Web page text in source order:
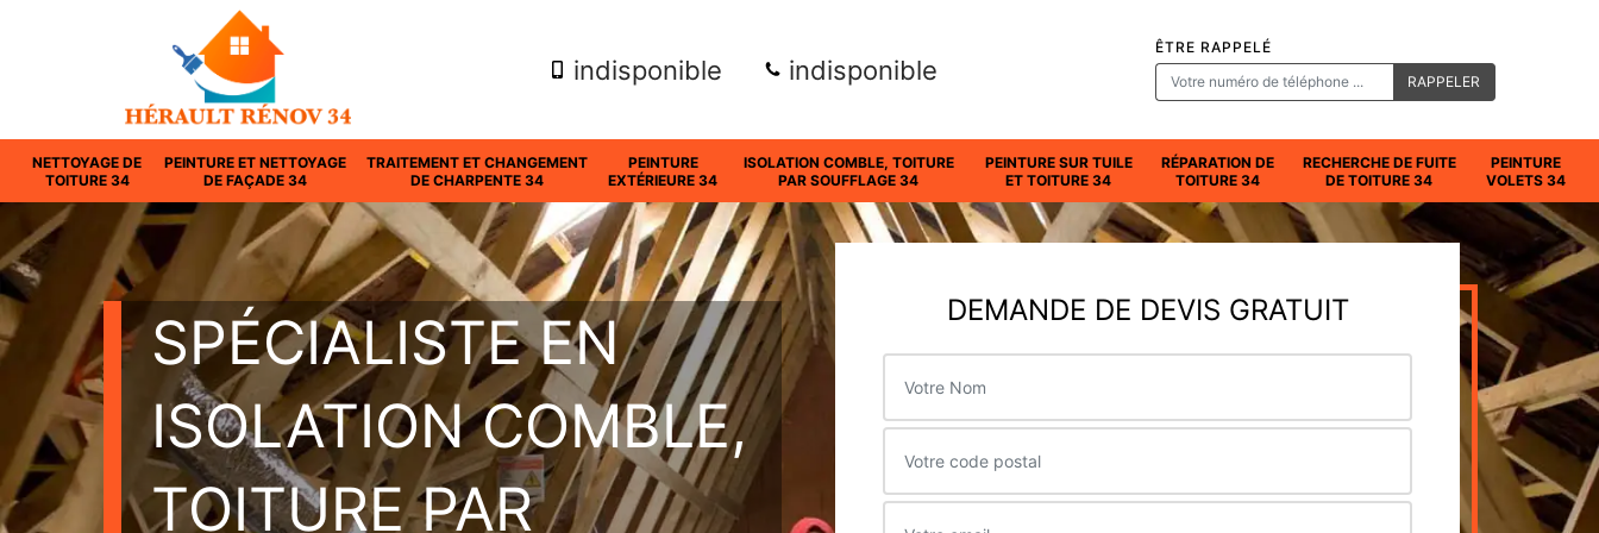
indisponible indisponible
ÊTRE RAPPELÉ
NETTOYAGE DE
TOITURE 34
PEINTURE ET NETTOYAGE
DE FAÇADE 34
TRAITEMENT ET CHANGEMENT
DE CHARPENTE 34
PEINTURE
EXTÉRIEURE 34
ISOLATION COMBLE, TOITURE
PAR SOUFFLAGE 34
PEINTURE SUR TUILE
ET TOITURE 34
RÉPARATION DE
TOITURE 34
RECHERCHE DE FUITE
DE TOITURE 34
PEINTURE
VOLETS 34
SPÉCIALISTE EN
ISOLATION COMBLE,
TOITURE PAR
DEMANDE DE DEVIS GRATUIT